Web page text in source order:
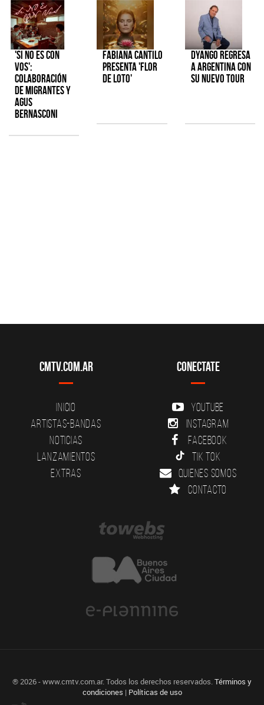
'Si No Es Con
Vos':
colaboración
de Migrantes y
Agus
Bernasconi
Fabiana Cantilo
presenta 'Flor
de Loto'
Dyango regresa
a Argentina con
su nuevo tour
CMTV.com.ar
Inicio
Artistas-Bandas
Noticias
Lanzamientos
Extras
Conectate
YouTube
Instagram
Facebook
Tik Tok
Quienes somos
Contacto
® 2026 - www.cmtv.com.ar. Todos los derechos reservados.Términos y
condiciones | Políticas de uso